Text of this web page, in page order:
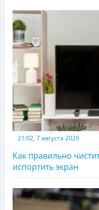
21:02, 7 августа 2026
Как правильно
испортить экран